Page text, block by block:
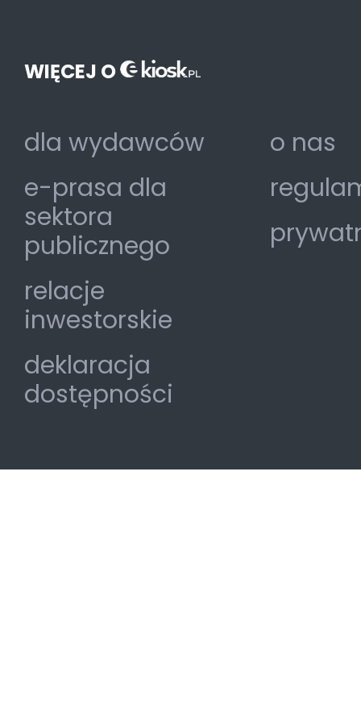
WIĘCEJ O
dla wydawców
e-prasa dla
sektora
publicznego
relacje
inwestorskie
deklaracja
dostępności
o nas